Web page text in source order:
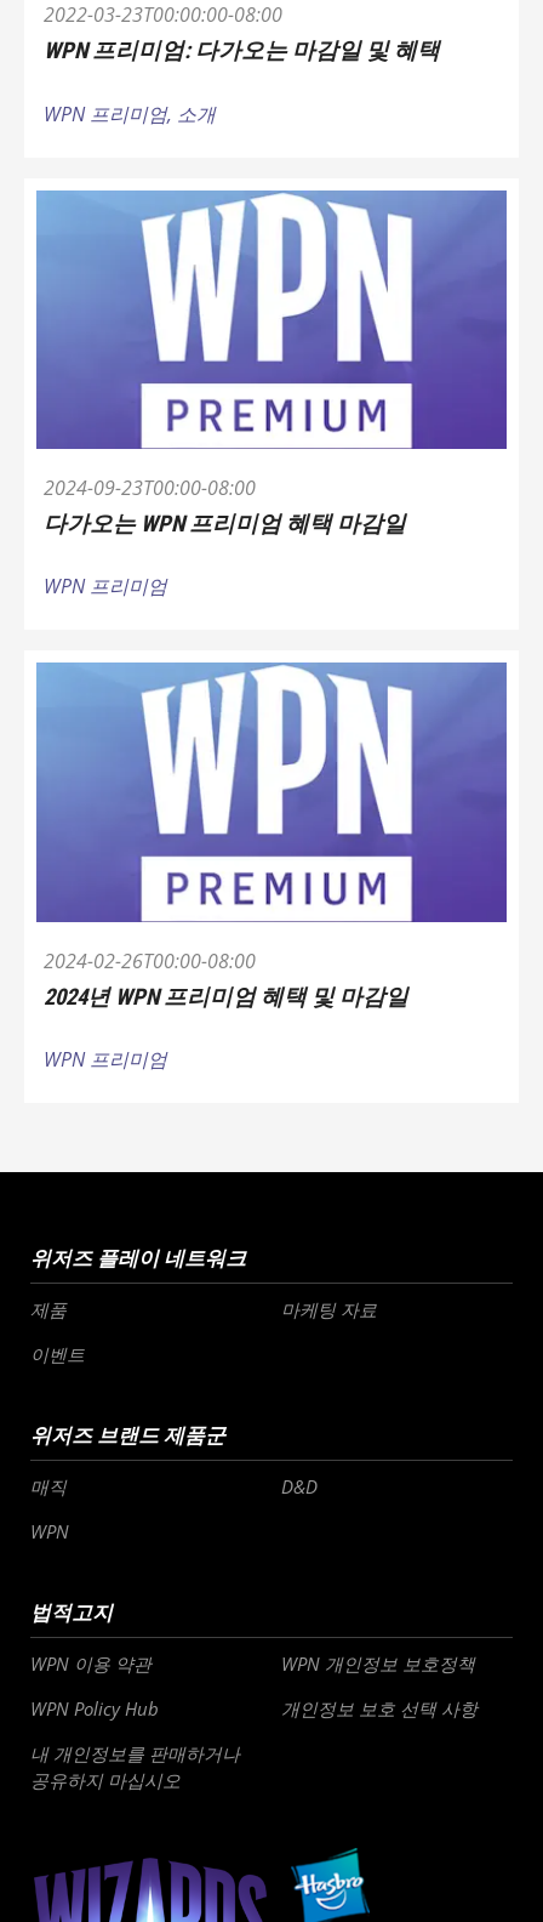
2022-03-23T00:00:00-08:00
WPN 프리미엄: 다가오는 마감일 및 혜택
WPN 프리미엄, 소개
2024-09-23T00:00-08:00
다가오는 WPN 프리미엄 혜택 마감일
WPN 프리미엄
2024-02-26T00:00-08:00
2024년 WPN 프리미엄 혜택 및 마감일
WPN 프리미엄
위저즈 플레이 네트워크
제품
마케팅 자료
이벤트
위저즈 브랜드 제품군
매직
D&D
WPN
법적고지
WPN 이용 약관
WPN 개인정보 보호정책
WPN Policy Hub
개인정보 보호 선택 사항
내 개인정보를 판매하거나
공유하지 마십시오